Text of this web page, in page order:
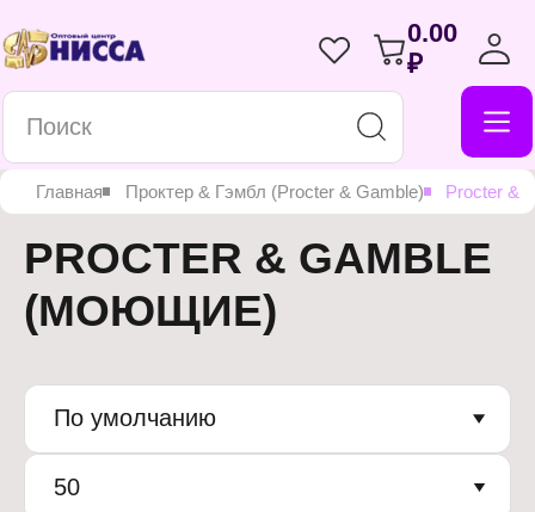
0.00
₽
Главная Проктер & Гэмбл (Procter & Gamble) Procter &
PROCTER & GAMBLE
(МОЮЩИЕ)
По умолчанию
50